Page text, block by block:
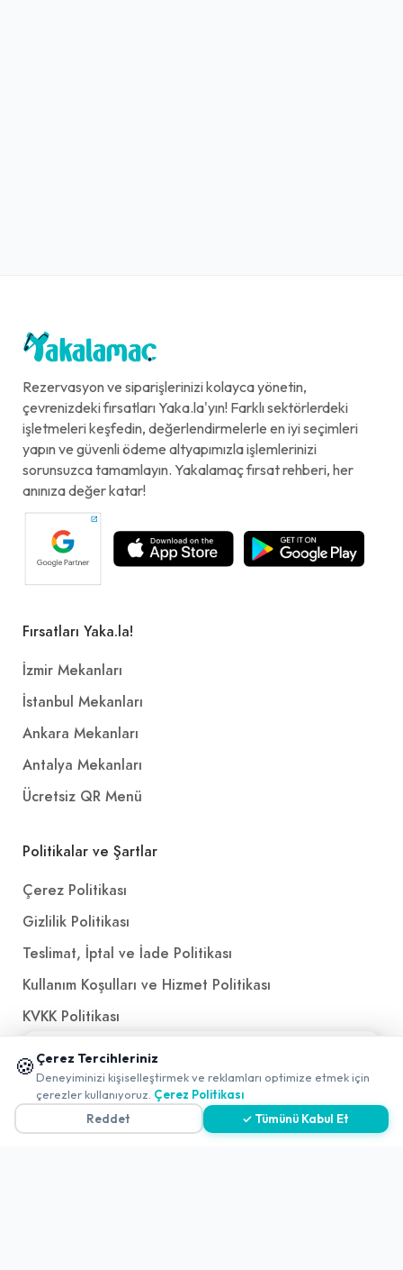
Rezervasyon ve siparişlerinizi kolayca yönetin,
çevrenizdeki fırsatları Yaka.la'yın! Farklı sektörlerdeki
işletmeleri keşfedin, değerlendirmelerle en iyi seçimleri
yapın ve güvenli ödeme altyapımızla işlemlerinizi
sorunsuzca tamamlayın. Yakalamaç fırsat rehberi, her
anınıza değer katar!
Fırsatları Yaka.la!
İzmir Mekanları
İstanbul Mekanları
Ankara Mekanları
Antalya Mekanları
Ücretsiz QR Menü
Politikalar ve Şartlar
Çerez Politikası
Gizlilik Politikası
Teslimat, İptal ve İade Politikası
Kullanım Koşulları ve Hizmet Politikası
KVKK Politikası
Referanslarımız
İletişim
🍪 Çerez Tercihleriniz
Deneyiminizi kişiselleştirmek ve reklamları optimize etmek için
çerezler kullanıyoruz. Çerez Politikası
Reddet
✓ Tümünü Kabul Et
📱 Mobil uygulamamızı keşfedin!
✖